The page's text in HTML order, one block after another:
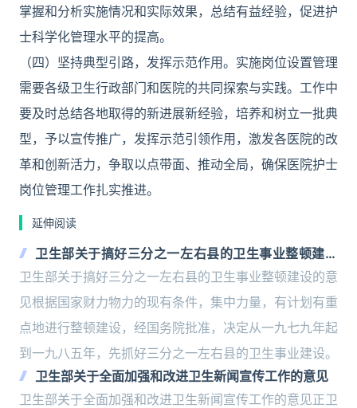
掌握和分析实施情况和实际效果，总结有益经验，促进护
士科学化管理水平的提高。
（四）坚持典型引路，发挥示范作用。实施岗位设置管理
需要各级卫生行政部门和医院的共同探索与实践。工作中
要及时总结各地取得的新进展新经验，培养和树立一批典
型，予以宣传推广，发挥示范引领作用，激发各医院的改
革和创新活力，争取以点带面、推动全局，确保医院护士
岗位管理工作扎实推进。
延伸阅读
卫生部关于搞好三分之一左右县的卫生事业整顿建设
的意见
卫生部关于搞好三分之一左右县的卫生事业整顿建设的意
见根据国家财力物力的现有条件，集中力量，有计划有重
点地进行整顿建设，经国务院批准，决定从一九七九年起
到一九八五年，先抓好三分之一左右县的卫生事业建设。
卫生部关于全面加强和改进卫生新闻宣传工作的意见
卫生部关于全面加强和改进卫生新闻宣传工作的意见正卫